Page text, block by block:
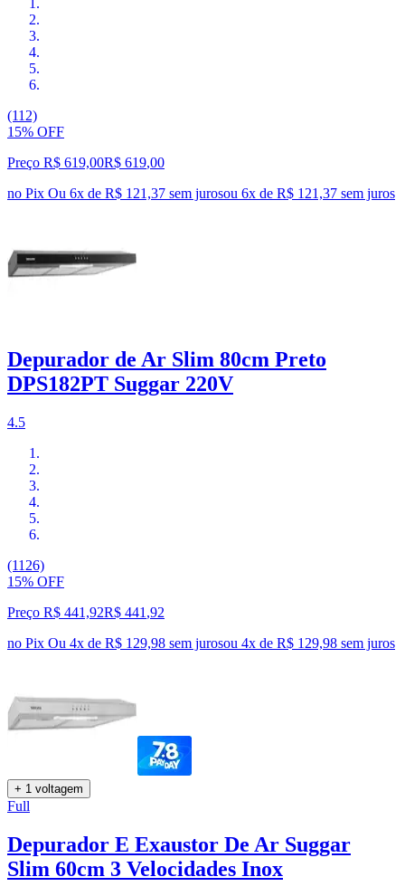
(112)
15% OFF
Preço R$ 619,00R$ 619,00
no Pix Ou 6x de R$ 121,37 sem jurosou 6x de R$ 121,37 sem juros
Depurador de Ar Slim 80cm Preto
DPS182PT Suggar 220V
4.5
(1126)
15% OFF
Preço R$ 441,92R$ 441 ,92
no Pix Ou 4x de R$ 129,98 sem jurosou 4x de R$ 129,98 sem juros
+ 1 voltagem
Full
Depurador E Exaustor De Ar Suggar
Slim 60cm 3 Velocidades Inox